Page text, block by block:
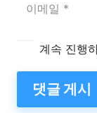
계속 진행
댓글 게시